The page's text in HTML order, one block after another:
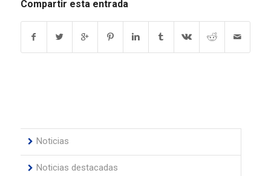
Compartir esta entrada
Noticias
Noticias destacadas